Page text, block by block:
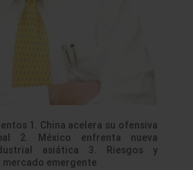
1. China acelera su ofensiva
2. México enfrenta nueva
asiática 3. Riesgos y
emergente